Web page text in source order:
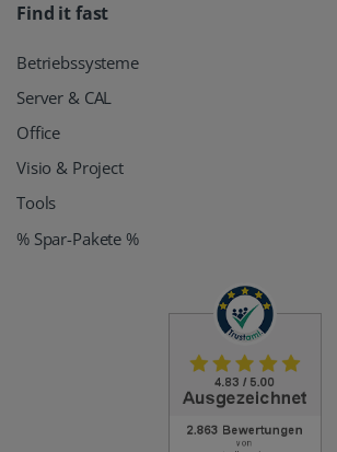
Find it fast
Betriebssysteme
Server & CAL
Office
Visio & Project
Tools
% Spar-Pakete %